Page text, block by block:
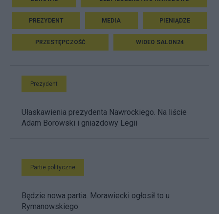
PREZYDENT MEDIA PIENIĄDZE
PRZESTĘPCZOŚĆ WIDEO SALON24
Prezydent
Ułaskawienia prezydenta Nawrockiego. Na liście
Adam Borowski i gniazdowy Legii
Partie polityczne
Będzie nowa partia. Morawiecki ogłosił to u
Rymanowskiego